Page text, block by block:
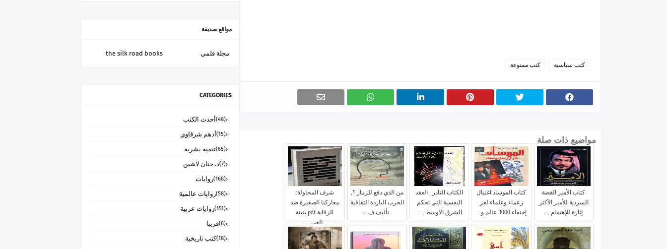
كتب سياسية كتب ممنوعة
مواضيع ذات صلة
كتاب الأمير القصة
السردية للأمير الأكثر
إثارة للإهتمام ...
كتاب الموساد اغتيال
زعماء وعلماء لغز
إختفاء 3000 عالم و...
الكتاب النادر , العقد
النفسية التي تحكم
الشرق الاوسط , ...
من الذي دفع للزمار ؟,
الحرب الباردة الثقافية
. تأليف ف ...
شرف المحاولة:
معاركنا الصغيرة ضد
الرقابة pdf بثينة
العي...
مواقع صديقة
مجلة قلمي the silk road books
CATEGORIES
أحدث الكتب (48)
أدهم شرقاوي (15)
تنمية بشرية (65)
د. حنان لاشين (7)
روايات (168)
روايات عالمية (58)
روايات عربية (151)
قريبا (6)
كتب تاريخية (18)